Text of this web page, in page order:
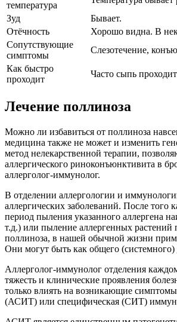
температура
Зуд
Бывает.
Отёчность
Хорошо видна. В
Сопутствующие
симптомы
Слезотечение,
Как быстро
проходит
Часто сыпь
Лечение поллиноза
Можно ли избавиться от поллиноза
медицина также не может и изменить
метод нелекарственной терапии,
аллергического риноконъюнктивита в
аллерголог-иммунолог.
В отделении аллергологии и
аллергических заболеваний. После
период пыления указанного аллергена
т.д.) или пыление аллергенных растений
поллиноза, в нашей обычной жизни
Они могут быть как общего (системного)
Аллерголог-иммунолог отделения
тяжесть и клинические проявления
только влиять на возникающие симптомы
(АСИТ) или специфическая (СИТ)